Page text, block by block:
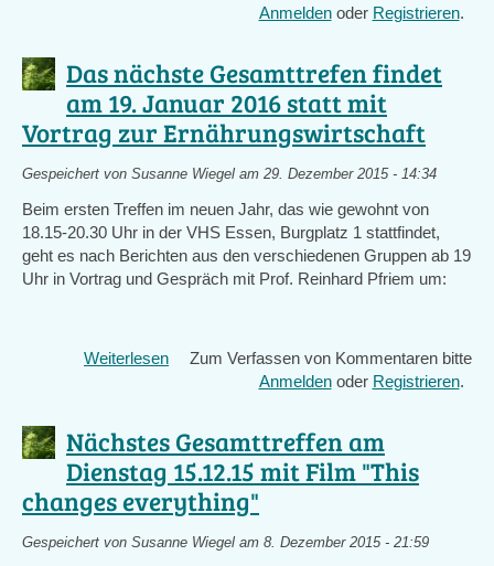
Kinodokumentarfilm
Garten
wächst
am
1.
Februar
anschließendem
Filmgespräch
Anmeldenoder Registrieren.
Das nächste Gesamttrefen findet
am 19. Januar 2016 statt mit
Vortrag zur Ernährungswirtschaft
Gespeichert von Susanne Wiegel am 29. Dezember 2015 - 14:34
Beim ersten Treffen im neuen Jahr, das wie gewohnt von
18.15-20.30 Uhr in der VHS Essen, Burgplatz 1 stattfindet,
geht es nach Berichten aus den verschiedenen Gruppen ab 19
Uhr in Vortrag und Gespräch mit Prof. Reinhard Pfriem um:
Weiterlesen über
findet
am
19.
Januar
2016
Zum Verfassen von Kommentaren bitte
Anmeldenoder Registrieren.
Nächstes Gesamttreffen am
Dienstag 15.12.15 mit Film "This
changes everything"
Gespeichert von Susanne Wiegel am 8. Dezember 2015 - 21:59